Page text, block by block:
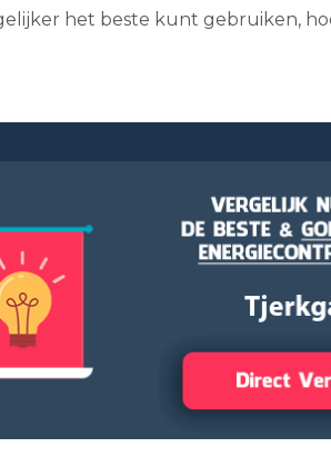
het beste kunt gebruiken,